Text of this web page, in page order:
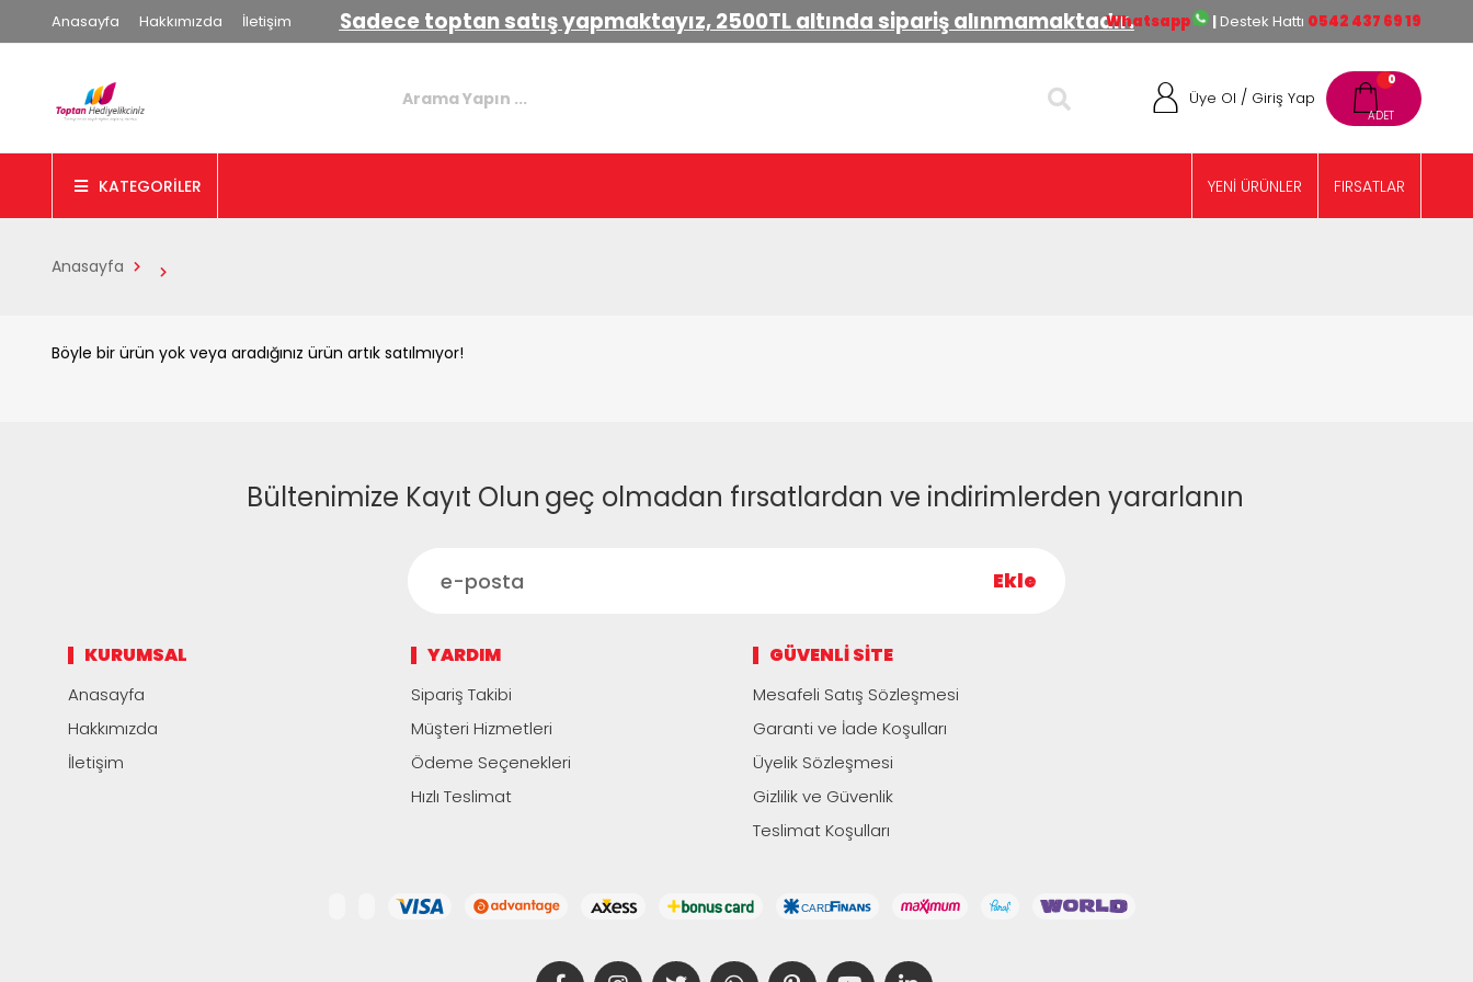
Anasayfa Hakkımızda İletişim Sadece toptan satış yapmaktayız, 2500TL altında sipariş alınmamaktadır.Whatsapp |Destek Hattı 0542 437 69 19
0
Üye Ol / Giriş Yap
KATEGORİLER FIRSATLAR
YENİ ÜRÜNLER
Anasayfa
Böyle bir ürün yok veya aradığınız ürün artık satılmıyor!
Bültenimize Kayıt Olun geç olmadan fırsatlardan ve indirimlerden yararlanın
Ekle
KURUMSAL
Anasayfa
Hakkımızda
İletişim
YARDIM
Sipariş Takibi
Müşteri Hizmetleri
Ödeme Seçenekleri
Hızlı Teslimat
GÜVENLI SITE
Mesafeli Satış Sözleşmesi
Garanti ve İade Koşulları
Üyelik Sözleşmesi
Gizlilik ve Güvenlik
Teslimat Koşulları